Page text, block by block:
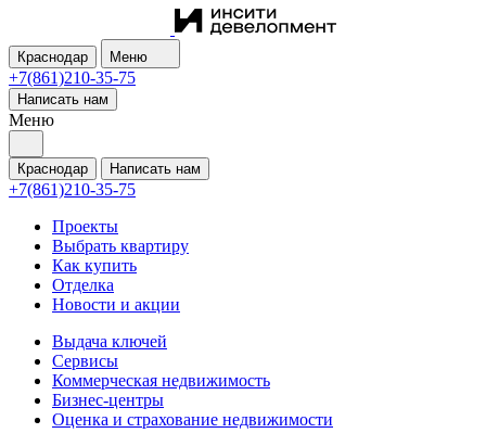
Краснодар Меню
+7(861)210-35-75
Написать нам
Меню
Краснодар Написать нам
+7(861)210-35-75
Проекты
Выбрать квартиру
Как купить
Отделка
Новости и акции
Выдача ключей
Сервисы
Коммерческая недвижимость
Бизнес-центры
Оценка и страхование недвижимости